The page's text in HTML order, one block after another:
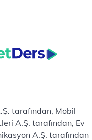
tarafından, Mobil
A.Ş. tarafından, Ev
A.Ş. tarafından